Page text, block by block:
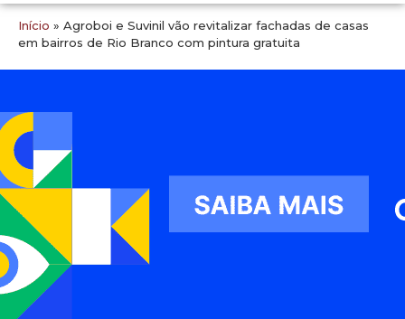
Início » Agroboi e Suvinil vão revitalizar fachadas de casas
em bairros de Rio Branco com pintura gratuita